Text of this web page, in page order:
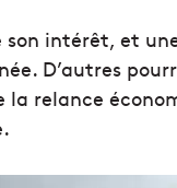
intérêt, et
D’autres
relance